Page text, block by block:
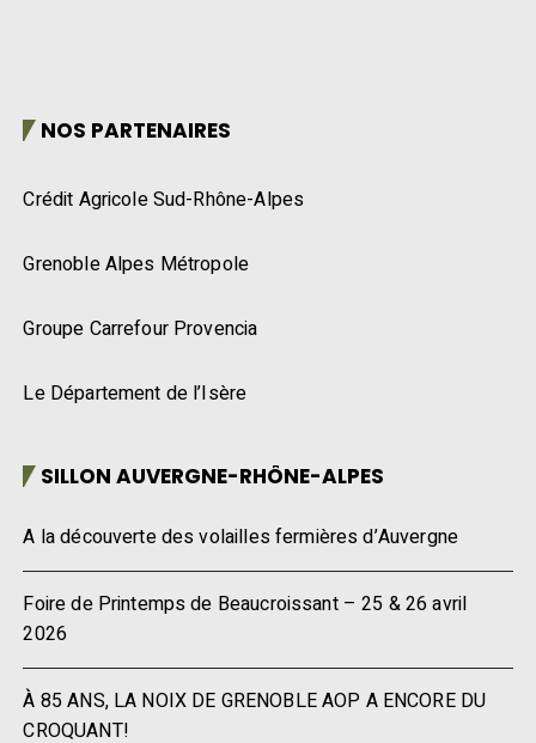
NOS PARTENAIRES
Crédit Agricole Sud-Rhône-Alpes
Grenoble Alpes Métropole
Groupe Carrefour Provencia
Le Département de l’Isère
SILLON AUVERGNE-RHÔNE-ALPES
A la découverte des volailles fermières d’Auvergne
Foire de Printemps de Beaucroissant – 25 & 26 avril
2026
À 85 ANS, LA NOIX DE GRENOBLE AOP A ENCORE DU
CROQUANT!